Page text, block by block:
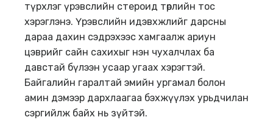
түрхлэг үрэвслийн стероид төрлийн тос
хэрэглэнэ. Үрэвслийн идэвхжлийг дарсны
дараа дахин сэдрэхээс хамгаалж ариун
цэврийг сайн сахихыг нэн чухалчлах ба
давстай бүлээн усаар угаах хэрэгтэй.
Байгалийн гаралтай эмийн ургамал болон
амин дэмээр дархлаагаа бэхжүүлэх урьдчилан
сэргийлж байх нь зүйтэй.